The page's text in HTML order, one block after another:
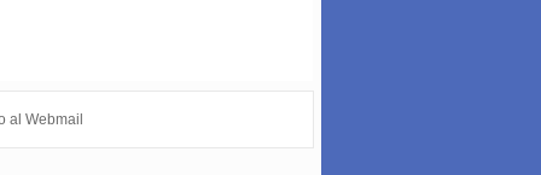
al Webmail